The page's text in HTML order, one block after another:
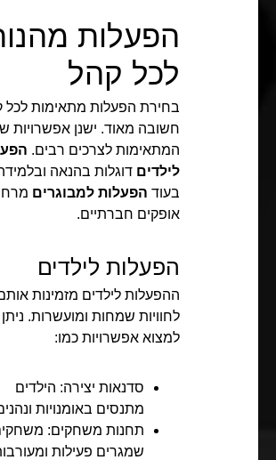
הפעלות
לכל קהל
בחירת הפעלות מתאימות לכל
חשובה מאוד. ישנן אפשרויות
המתאימות לצרכים רבים.
לילדים דוגלות בהנאה
בעוד הפעלות למבוגרים
אופקים חברתיים.
הפעלות לילדים
ההפעלות לילדים מזמינות
לחוויות שמחות ומועשרות. ניתן
למצוא אפשרויות כמו:
סדנאות יצירה: הילדים
מתנסים באומנויות
תחנות משחקים:
שמגרים פעילות